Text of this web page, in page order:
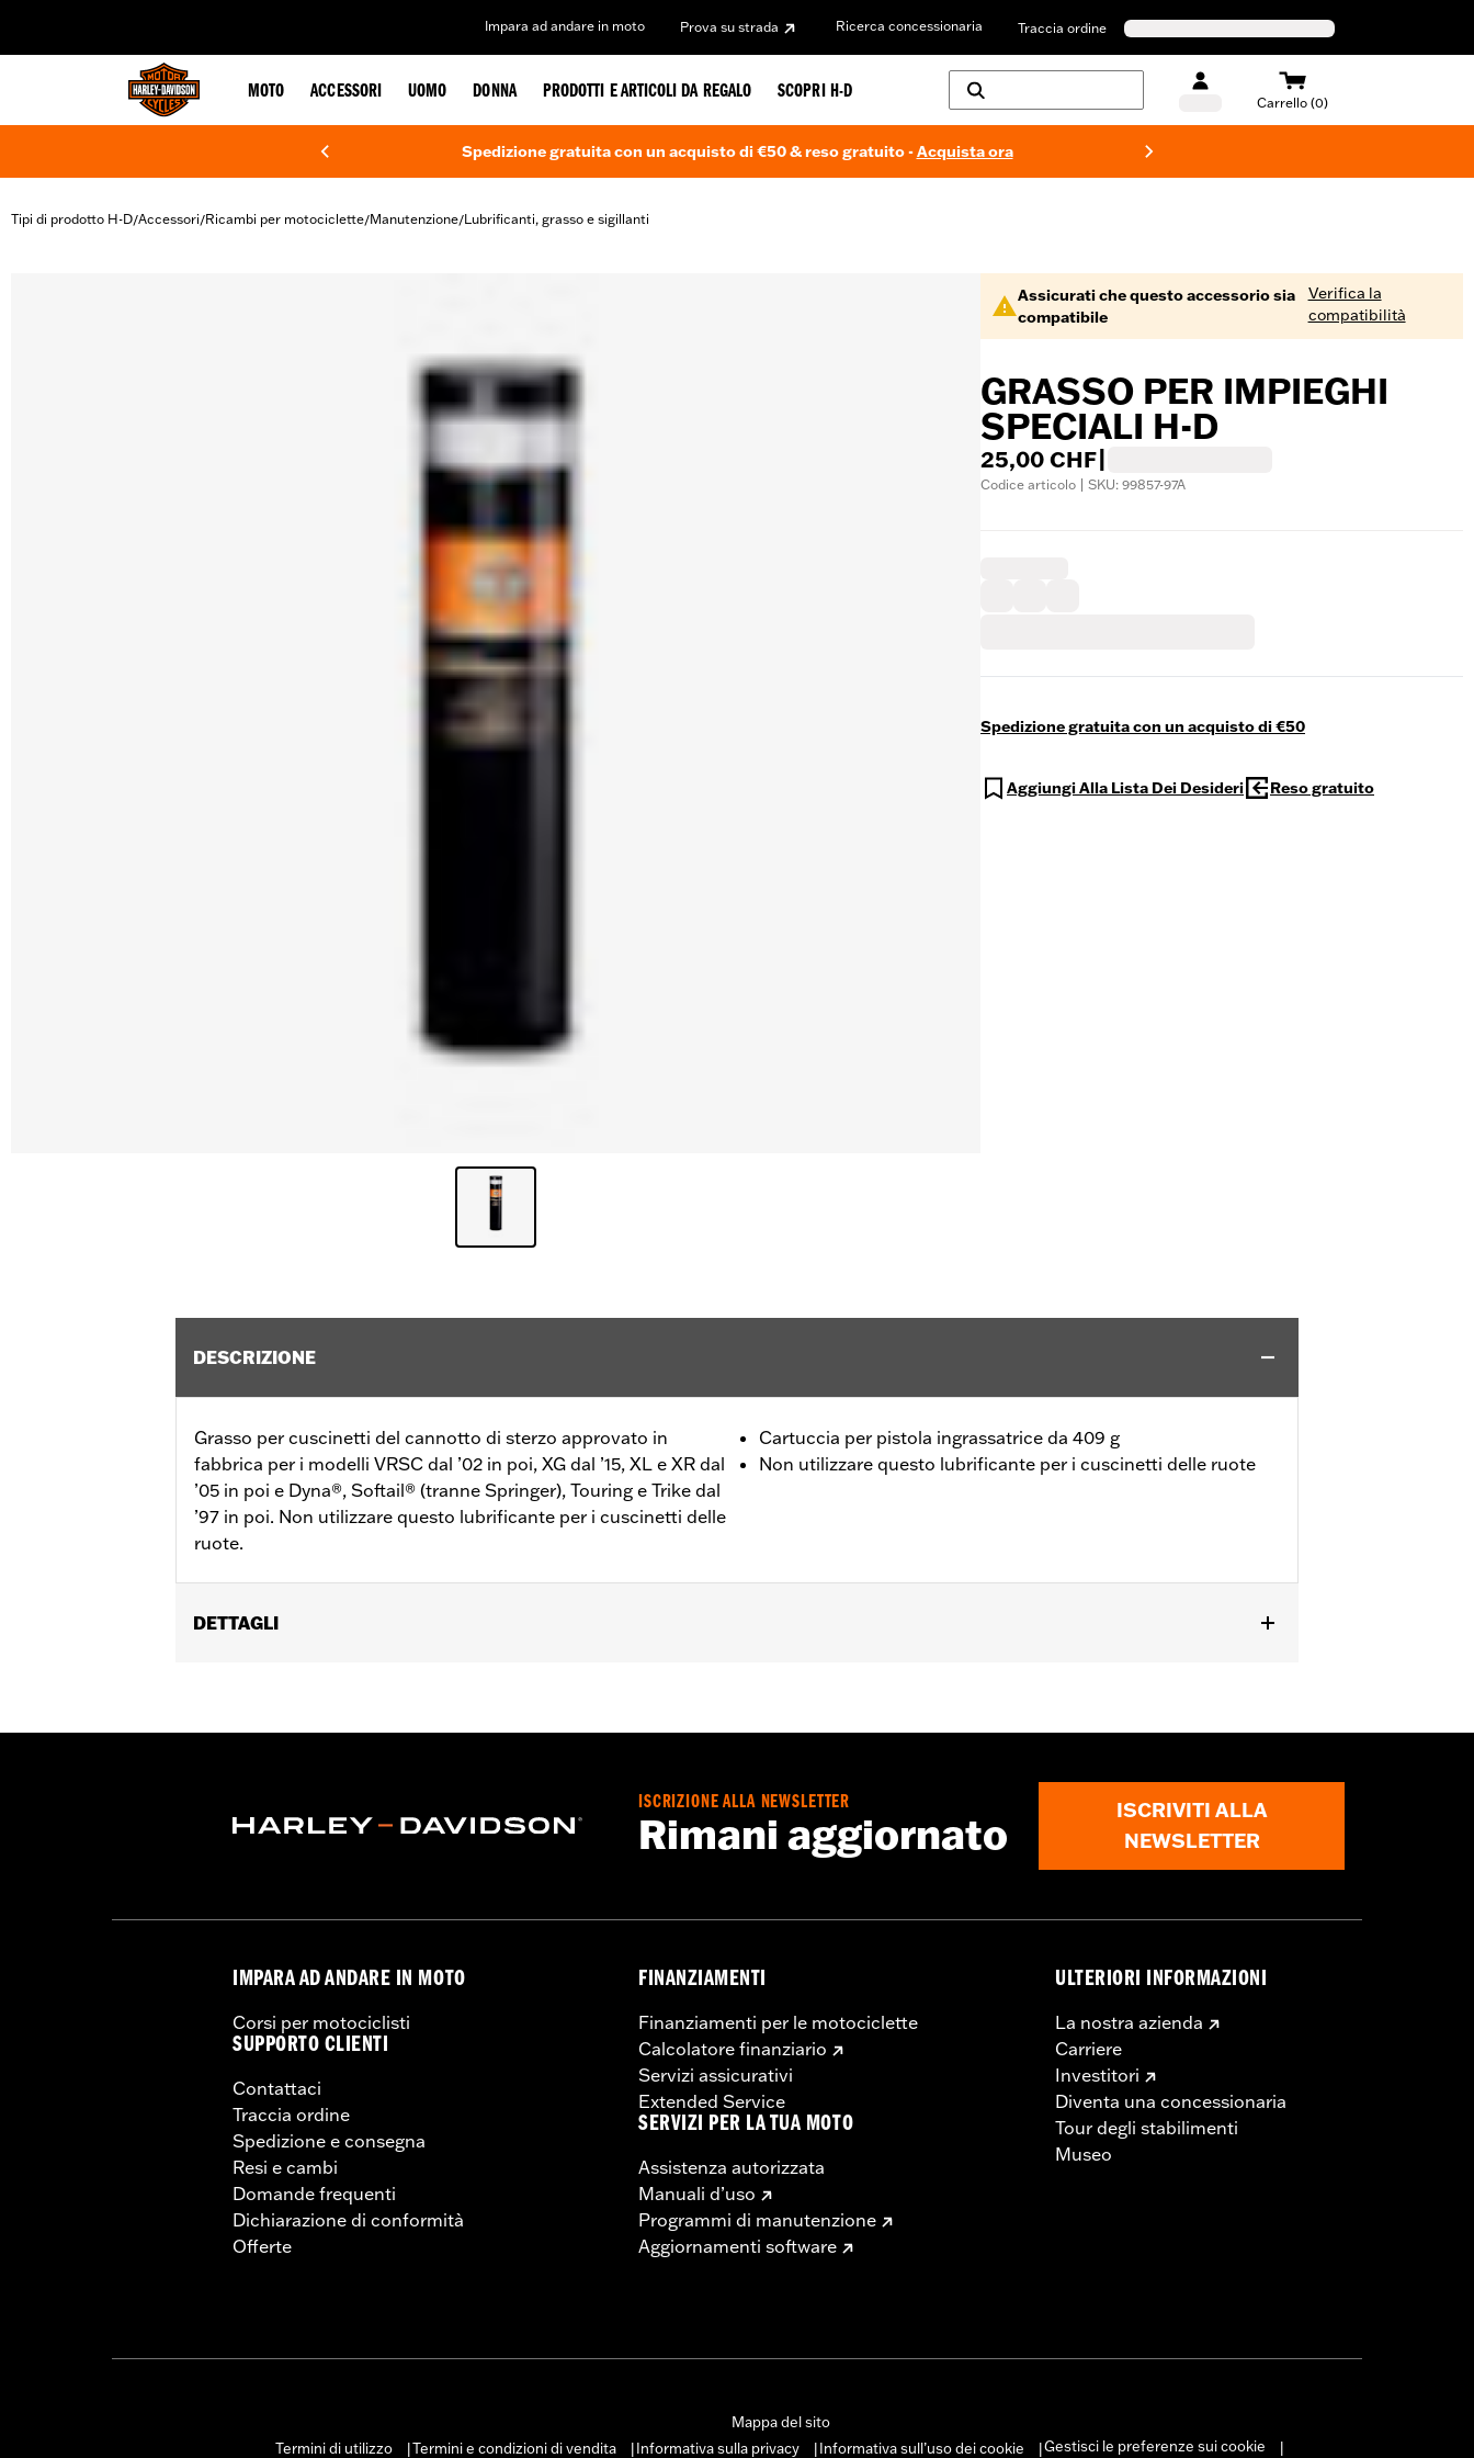
Impara ad andare in moto Prova su strada Ricerca concessionaria Traccia ordine
MOTO ACCESSORI UOMO DONNA PRODOTTI E ARTICOLI DA REGALO SCOPRI H-D
Carrello (0)
Spedizione gratuita con un acquisto di €50 & reso gratuito -Acquista ora
Tipi di prodotto H-D/Accessori/Ricambi per motociclette/Manutenzione/Lubrificanti, grasso e sigillanti
Assicurati che questo accessorio sia
compatibile
Verifica la
compatibilità
GRASSO PER IMPIEGHI
SPECIALI H-D
25,00 CHF
Codice articolo | SKU: 99857-97A
Spedizione gratuita con un acquisto di €50
Aggiungi Alla Lista Dei Desideri Reso gratuito
DESCRIZIONE
Grasso per cuscinetti del cannotto di sterzo approvato in
fabbrica per i modelli VRSC dal ’02 in poi, XG dal ’15, XL e XR dal
’05 in poi e Dyna®, Softail® (tranne Springer), Touring e Trike dal
’97 in poi. Non utilizzare questo lubrificante per i cuscinetti delle
ruote.
Cartuccia per pistola ingrassatrice da 409 g
Non utilizzare questo lubrificante per i cuscinetti delle ruote
DETTAGLI
poi. Non utilizzare questo lubrificante per i cuscinetti delle ruote.
ISCRIZIONE ALLA NEWSLETTER
Rimani aggiornato
ISCRIVITI ALLA
NEWSLETTER
IMPARA AD ANDARE IN MOTO
Corsi per motociclisti
SUPPORTO CLIENTI
Contattaci
Traccia ordine
Spedizione e consegna
Resi e cambi
Domande frequenti
Dichiarazione di conformità
Offerte
FINANZIAMENTI
Finanziamenti per le motociclette
Calcolatore finanziario
Servizi assicurativi
Extended Service
SERVIZI PER LA TUA MOTO
Assistenza autorizzata
Manuali d’uso
Programmi di manutenzione
Aggiornamenti software
ULTERIORI INFORMAZIONI
La nostra azienda
Carriere
Investitori
Diventa una concessionaria
Tour degli stabilimenti
Museo
Mappa del sito
Termini di utilizzo
Termini e condizioni di vendita Informativa sulla privacy Informativa sull’uso dei cookie Gestisci le preferenze sui cookie